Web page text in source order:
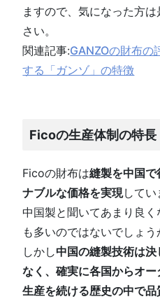
ますので、気になった方
さい。
関連記事:GANZOの財布の
する「ガンゾ」の特徴
Ficoの生産体制の特長
Ficoの財布は縫製を中国
ナブルな価格を実現してい
中国製と聞いてあまり良
も多いのではないでしょう
しかし中国の縫製技術は
なく、確実に各国からオ
生産を続ける歴史の中で